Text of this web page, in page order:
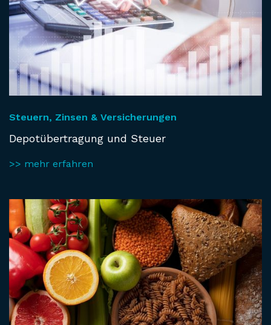
Steuern, Zinsen & Versicherungen
Depotübertragung und Steuer
>> mehr erfahren